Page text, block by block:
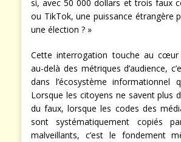
si, avec 50 000 dollars et trois faux
ou TikTok, une puissance étrangère
une élection ? »
Cette interrogation touche au
au-delà des métriques d’audience,
dans l’écosystème informationnel
Lorsque les citoyens ne savent plus
du faux, lorsque les codes des
sont systématiquement copiés
malveillants, c’est le fondement